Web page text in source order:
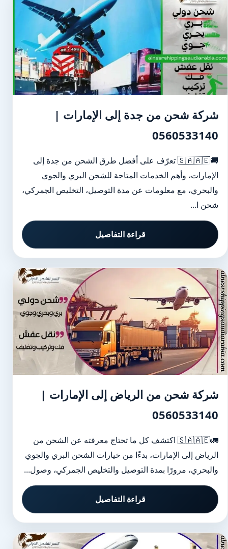
شركة شحن من جدة إلى الإمارات |
0560533140
🚚🇸🇦🇦🇪 تعرّف على أفضل طرق الشحن من جدة إلى
الإمارات، وأهم الخدمات المتاحة للشحن البري والجوي
والبحري، مع معلومات عن مدة التوصيل، التخليص الجمركي،
شحن ا...
قراءة التفاصيل
شركة شحن من الرياض إلى الإمارات |
0560533140
🚛🇸🇦🇦🇪 اكتشف كل ما تحتاج معرفته عن الشحن من
الرياض إلى الإمارات، بدءًا من خيارات الشحن البري والجوي
والبحري، مرورًا بمدة التوصيل والتخليص الجمركي، وصول...
قراءة التفاصيل